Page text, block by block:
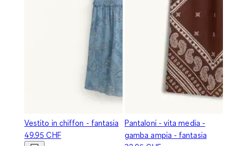
Vestito in chiffon - fantasia
49.95 CHF
Pantaloni - vita media -
gamba ampia - fantasia